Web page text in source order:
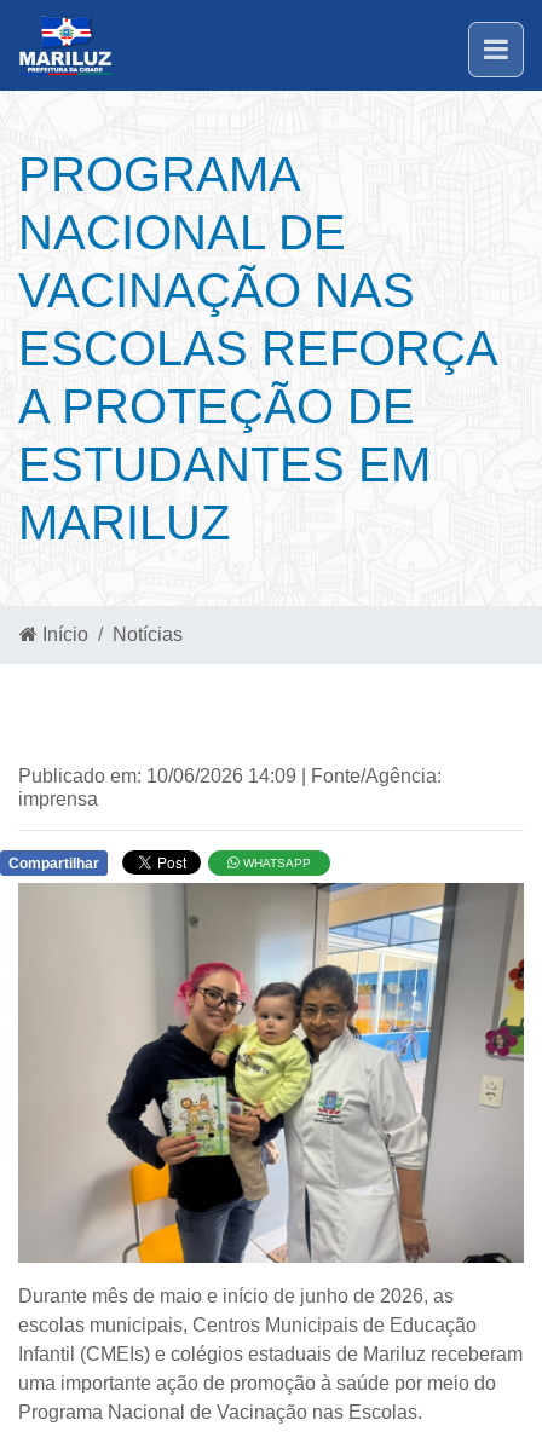
PROGRAMA
NACIONAL DE
VACINAÇÃO NAS
ESCOLAS REFORÇA
A PROTEÇÃO DE
ESTUDANTES EM
MARILUZ
Início Notícias
Publicado em: 10/06/2026 14:09 | Fonte/Agência:
imprensa
Compartilhar WHATSAPP
Durante mês de maio e início de junho de 2026, as
escolas municipais, Centros Municipais de Educação
Infantil (CMEIs) e colégios estaduais de Mariluz receberam
uma importante ação de promoção à saúde por meio do
Programa Nacional de Vacinação nas Escolas.